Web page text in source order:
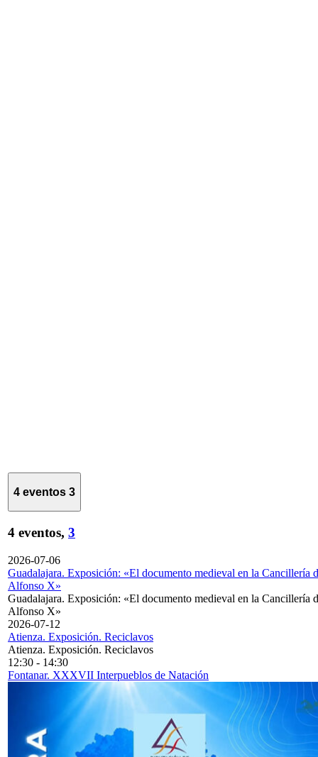
4 eventos 3
4 eventos, 3
2026-07-06
Guadalajara. Exposición: «El documento medieval en la Cancillería
Alfonso X»
Guadalajara. Exposición: «El documento medieval en la Cancillería
Alfonso X»
2026-07-12
Atienza. Exposición. Reciclavos
Atienza. Exposición. Reciclavos
12:30 - 14:30
Fontanar. XXXVII Interpueblos de Natación